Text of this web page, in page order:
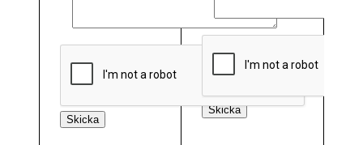
Skicka
Skicka